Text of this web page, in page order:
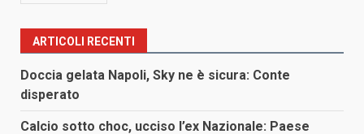
ARTICOLI RECENTI
Doccia gelata Napoli, Sky ne è sicura: Conte
disperato
Calcio sotto choc, ucciso l’ex Nazionale: Paese